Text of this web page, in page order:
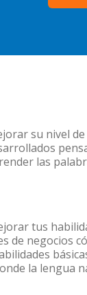
su nivel
las
tus
de negocios
la lengua